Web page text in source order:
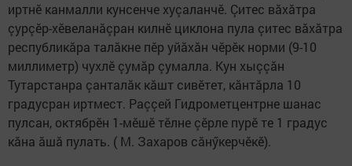
иртнӗ канмалли кунсенче хуçаланчӗ. Çитес вăхăтра
çурçӗр-хӗвеланăçран килнӗ циклона пула çитес вăхăтра
республикăра талăкне пӗр уйăхăн чӗрӗк норми (9-10
миллиметр) чухлӗ çумăр çумалла. Кун хыççăн
Тутарстанра çанталăк кăшт сивӗтет, кăнтăрла 10
градусран иртмест. Раççей Гидрометцентрне шанас
пулсан, октябрӗн 1-мӗшӗ тӗлне çӗрле пурӗ те 1 градус
кăна ăшă пулать. ( М. Захаров сăнӳкерчӗкӗ).